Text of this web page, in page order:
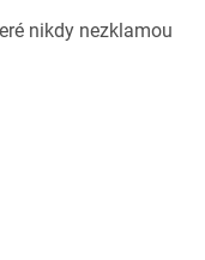
nikdy nezklamou